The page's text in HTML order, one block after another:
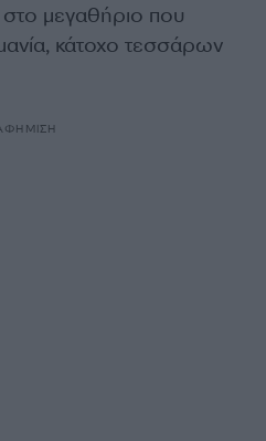
μεγαθήριο που
κάτοχο τεσσάρων